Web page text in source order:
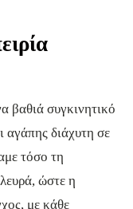
βαθιά συγκινητικό
αγάπης διάχυτη σε
τόσο τη
ώστε η
με κάθε